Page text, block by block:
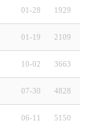
기념관 단체관
01-28 1929
용인시 외국인
01-19 2109
대전광역시 외
10-02 3663
대전 0시 축제
07-30 4828
키버스 협약운
06-11 5150